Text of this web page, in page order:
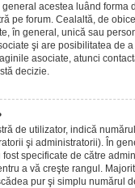
acestea luând forma
pe forum. Cealaltă, de
în general, unică sau
şi are posibilitatea de
asociate, atunci
decizie.
de utilizator, indică
şi administratorii). În
specificate de către
a vă creşte rangul.
pur şi simplu numărul